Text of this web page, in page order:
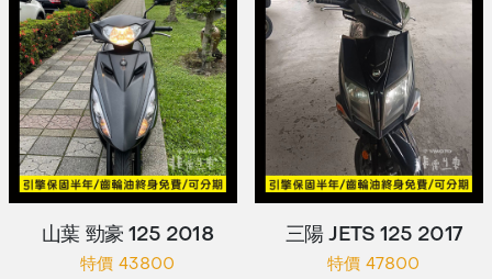
山葉 勁豪 125 2018
特價 43800
三陽 JETS 125 2017
特價 47800